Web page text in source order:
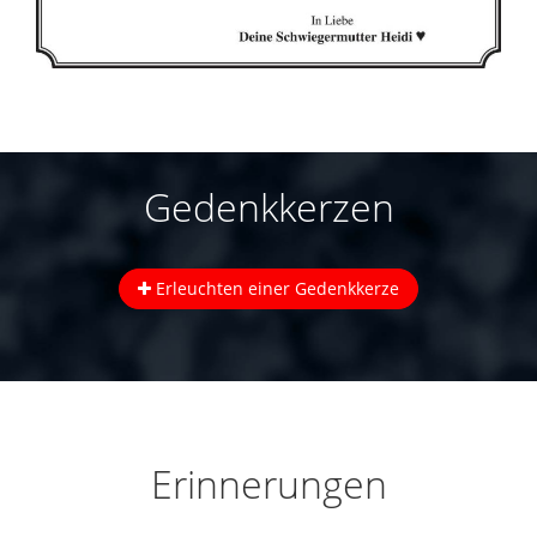
Gedenkkerzen
Erleuchten einer Gedenkkerze
Erinnerungen